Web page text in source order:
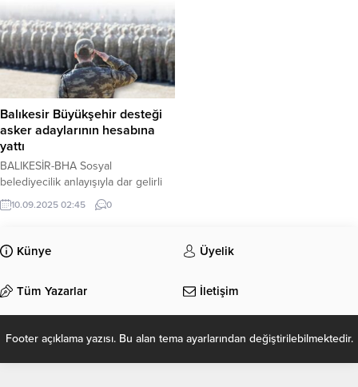
Balıkesir Büyükşehir desteği
asker adaylarının hesabına
yattı
BALIKESİR-BHA Sosyal
belediyecilik anlayışıyla dar gelirli
vatandaşların daima yanında olan
Balıkesir Büyükşehir Belediye
döneminde askere gidecek
gençlere verdiği 5 bin TL destek
asker adaylarının hesaplarına
getirecek olan dar gelirli gençler,
10.09.2025 02:45 0
Künye Üyelik
Tüm Yazarlar İletişim
Footer açıklama yazısı. Bu alan tema ayarlarından değiştirilebilmektedir.